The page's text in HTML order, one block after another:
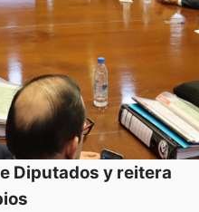
Diputados y reitera